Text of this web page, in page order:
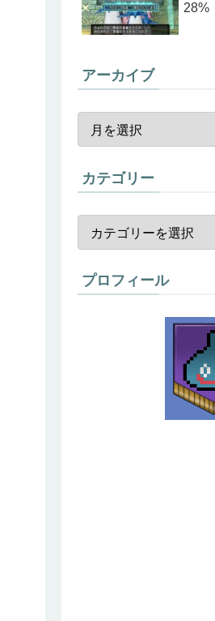
28%
アーカイブ
カテゴリー
プロフィール